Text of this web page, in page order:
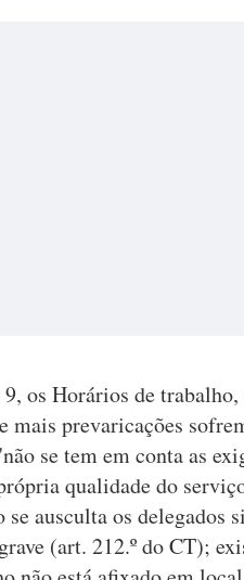
os Horários de
mais prevaricações
se tem em conta as
qualidade do
ausculta os delegados
(art. 212.º do CT);